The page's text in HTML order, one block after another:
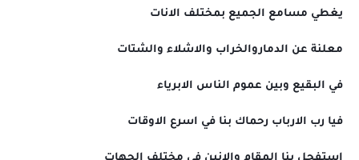
يغطي مسامع الجميع بمختلف الانات
معلنة عن الدماروالخراب والاشلاء والشتات
في البقيع وبين عموم الناس الابرياء
فيا رب الارباب رحماك بنا في اسرع الاوقات